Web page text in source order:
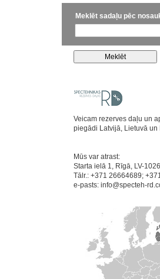
Meklēt sadaļu pēc
Veicam rezerves daļu un
piegādi Latvijā, Lietuvā un
Mūs var atrast:
Starta ielā 1, Rīgā, LV-
Tālr.: +371 26664689;
e-pasts: info@specteh-